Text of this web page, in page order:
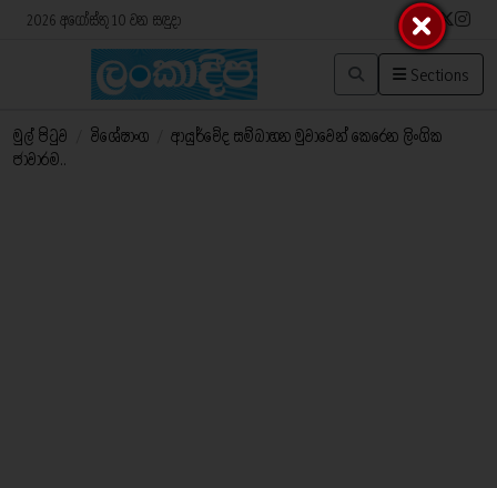
2026 අගෝස්තු 10 වන සඳුදා
Sections
මුල් පිටුව විශේෂාංග
ආයුර්වේද සම්බාහන මුවාවෙන් කෙරෙන ලිංගික
ජාවාරම..